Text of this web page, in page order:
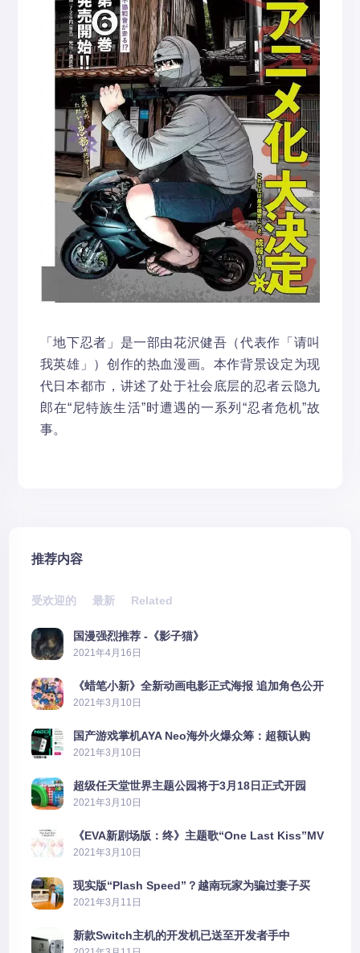
「地下忍者」是一部由花沢健吾（代表作「请叫
我英雄」）创作的热血漫画。本作背景设定为现
代日本都市，讲述了处于社会底层的忍者云隐九
郎在“尼特族生活”时遭遇的一系列“忍者危机”故
事。
推荐内容
受欢迎的 最新 Related
国漫强烈推荐 -《影子猫》
2021年4月16日
《蜡笔小新》全新动画电影正式海报 追加角色公开
2021年3月10日
国产游戏掌机AYA Neo海外火爆众筹：超额认购
2606%
2021年3月10日
超级任天堂世界主题公园将于3月18日正式开园
2021年3月10日
《EVA新剧场版：终》主题歌“One Last Kiss”MV
公布
2021年3月10日
现实版“Plash Speed”？越南玩家为骗过妻子买
PS5上演好戏
2021年3月11日
新款Switch主机的开发机已送至开发者手中